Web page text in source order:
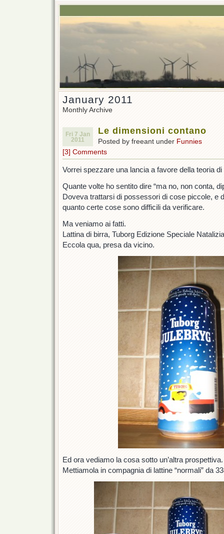
January 2011
Monthly Archive
Fri 7 Jan
2011
Le dimensioni contano
Posted by freeant under Funnies
[3] Comments
Vorrei spezzare una lancia a favore della teoria di
Quante volte ho sentito dire “ma no, non conta,
Doveva trattarsi di possessori di cose piccole, e
quanto certe cose sono difficili da verificare.
Ma veniamo ai fatti.
Lattina di birra, Tuborg Edizione Speciale
Eccola qua, presa da vicino.
Ed ora vediamo la cosa sotto un’altra prospettiva.
Mettiamola in compagnia di lattine “normali” da